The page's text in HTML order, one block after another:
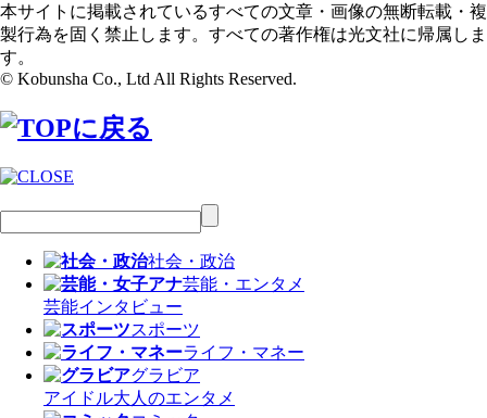
本サイトに掲載されているすべての文章・画像の無断転載・複
製行為を固く禁止します。すべての著作権は光文社に帰属しま
す。
© Kobunsha Co., Ltd All Rights Reserved.
社会・政治
芸能・エンタメ
芸能インタビュー
スポーツ
ライフ・マネー
グラビア
アイドル大人のエンタメ